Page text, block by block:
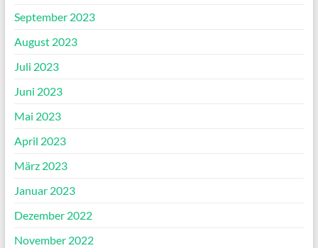
September 2023
August 2023
Juli 2023
Juni 2023
Mai 2023
April 2023
März 2023
Januar 2023
Dezember 2022
November 2022